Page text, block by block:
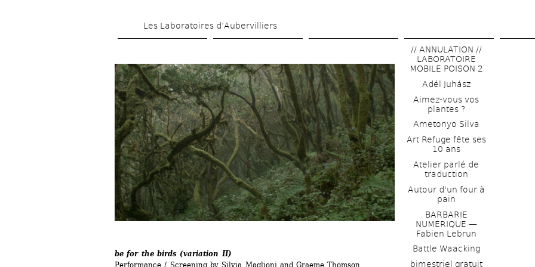
main
Les Laboratoires d’Aubervilliers
be for the birds (variation II)
Performance / Screening by Silvia Maglioni and Graeme Thomson
// ANNULATION //
LABORATOIRE
MOBILE POISON 2
Adél Juhász
Aimez-vous vos
plantes ?
Ametonyo Silva
Art Refuge fête ses
10 ans
Atelier parlé de
traduction
Autour d'un four à
pain
BARBARIE
NUMERIQUE —
Fabien Lebrun
Battle Waacking
bimestriel gratuit